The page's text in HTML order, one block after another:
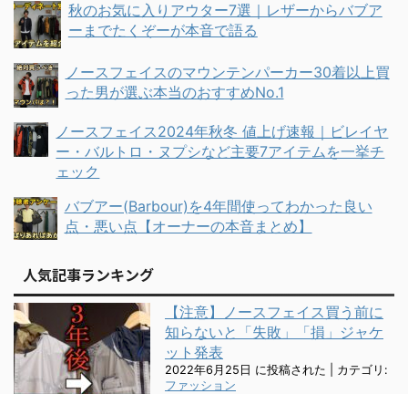
秋のお気に入りアウター7選｜レザーからバブア
ーまでたくぞーが本音で語る
ノースフェイスのマウンテンパーカー30着以上買
った男が選ぶ本当のおすすめNo.1
ノースフェイス2024年秋冬 値上げ速報｜ビレイヤ
ー・バルトロ・ヌプシなど主要7アイテムを一挙チ
ェック
バブアー(Barbour)を4年間使ってわかった良い
点・悪い点【オーナーの本音まとめ】
人気記事ランキング
【注意】ノースフェイス買う前に
知らないと「失敗」「損」ジャケ
ット発表
2022年6月25日 に投稿された
カテゴリ:
ファッション